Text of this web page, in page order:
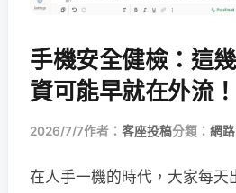
手機安全健檢：這
資可能早就在外流！
2026/7/7作者： 客座投稿分類： 網
在人手一機的時代，大家每天